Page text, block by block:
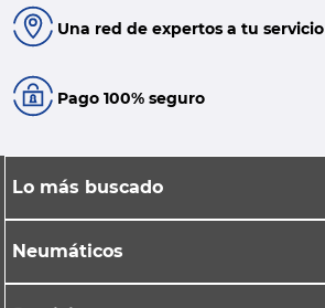
Una red de expertos a tu servicio
Pago 100% seguro
Lo más buscado
Neumáticos